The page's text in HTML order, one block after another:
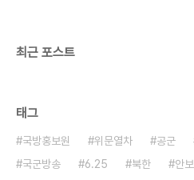
최근 포스트
태그
국방홍보원 위문열차 공군
국군방송
6.25 북한 안보